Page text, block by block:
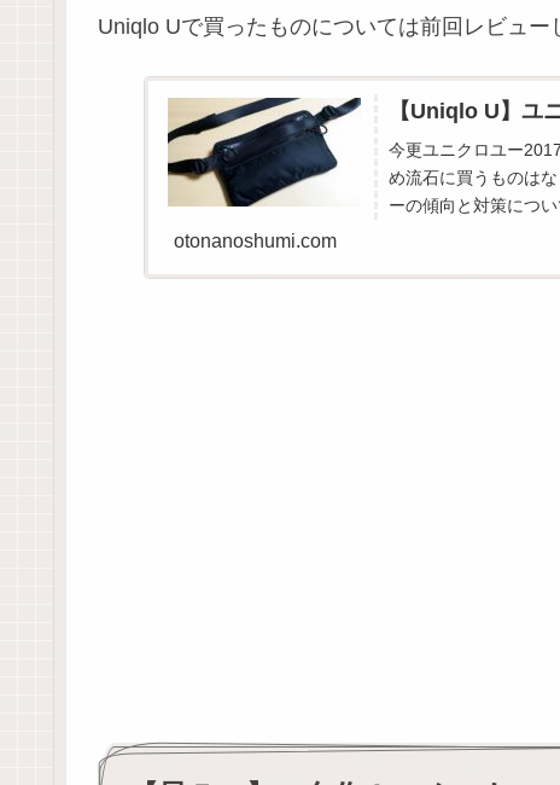
Uniqlo Uで買ったものについては前回レビュー
【Uniqlo U】ユ
今更ユニクロユー
め流石に買うものは
ーの傾向と対策につ
otonanoshumi.com